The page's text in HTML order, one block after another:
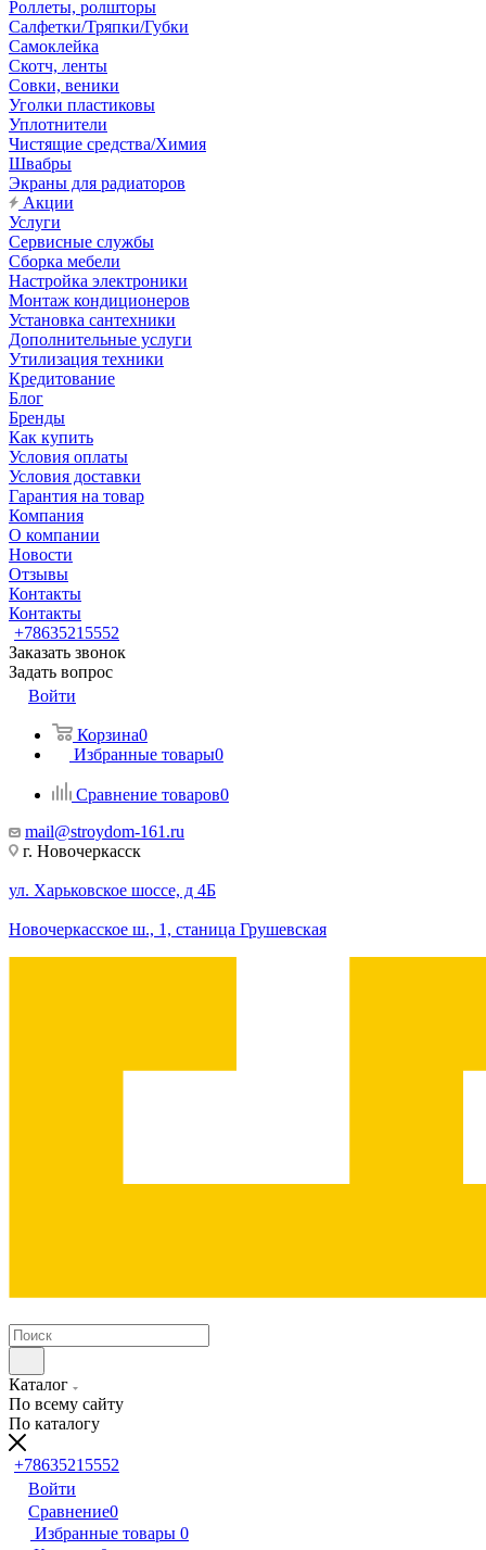
Роллеты, ролшторы
Салфетки/Тряпки/Губки
Самоклейка
Скотч, ленты
Совки, веники
Уголки пластиковы
Уплотнители
Чистящие средства/Химия
Швабры
Экраны для радиаторов
Акции
Услуги
Сервисные службы
Сборка мебели
Настройка электроники
Монтаж кондиционеров
Установка сантехники
Дополнительные услуги
Утилизация техники
Кредитование
Блог
Бренды
Как купить
Условия оплаты
Условия доставки
Гарантия на товар
Компания
О компании
Новости
Отзывы
Контакты
Контакты
+78635215552
Заказать звонок
Задать вопрос
Войти
Корзина0
Избранные товары0
Сравнение товаров0
mail@stroydom-161.ru
г. Новочеркасск
ул. Харьковское шоссе, д 4Б
Новочеркасское ш., 1, станица Грушевская
Каталог
По всему сайту
По каталогу
+78635215552
Войти
Сравнение0
Избранные товары 0